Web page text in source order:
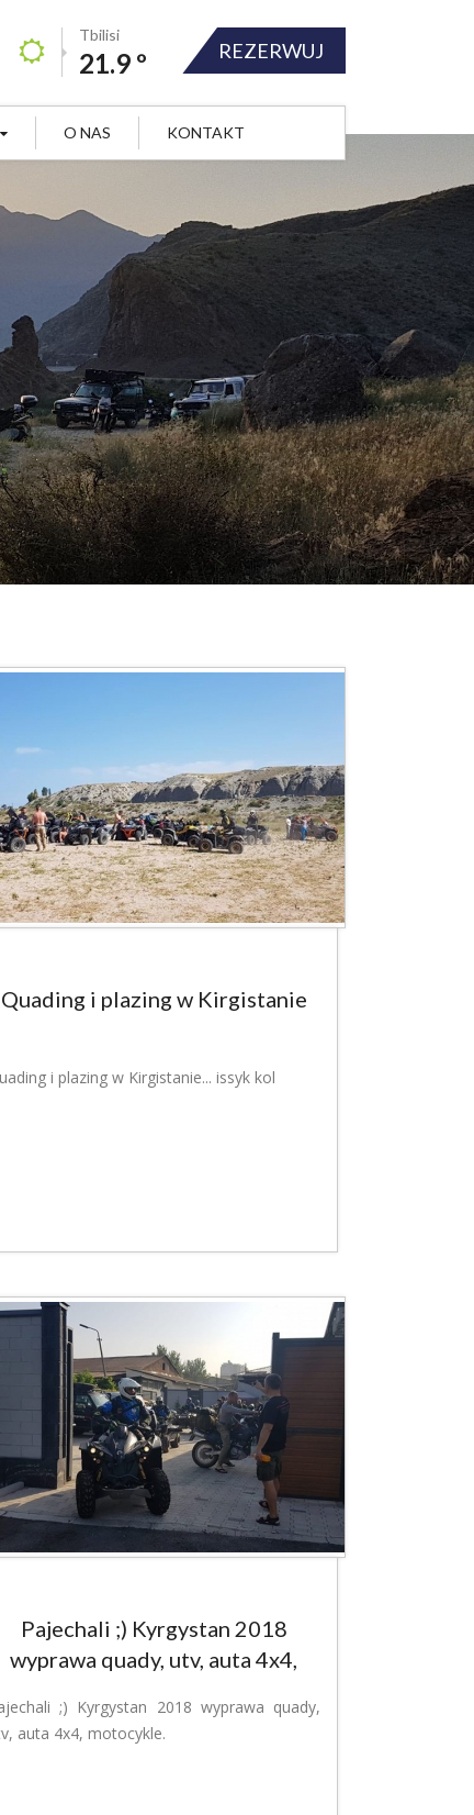
REZERWUJ
Tbilisi
21.9 º
O NAS KONTAKT
Quading i plazing w Kirgistanie
i plazing w Kirgistanie... issyk kol
Pajechali ;) Kyrgystan 2018
wyprawa quady, utv, auta 4x4,
;) Kyrgystan 2018 wyprawa quady,
auta 4x4, motocykle.